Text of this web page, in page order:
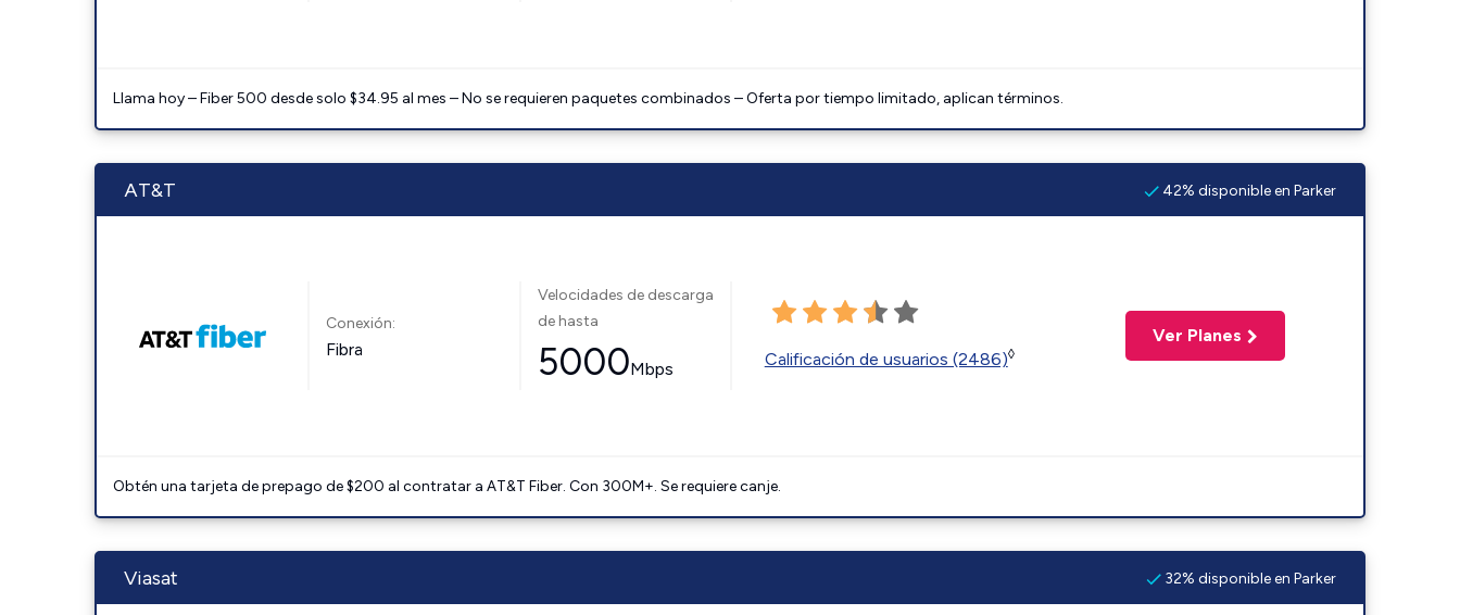
Llama hoy – Fiber 500 desde solo $34.95 al mes – No se requieren paquetes combinados – Oferta por tiempo limitado, aplican términos.
AT&T 42% disponible en Parker
Conexión:
Fibra
Velocidades de descarga
de hasta
5000Mbps Calificación de usuarios (2486)◊
Ver Planes
Obtén una tarjeta de prepago de $200 al contratar a AT&T Fiber. Con 300M+. Se requiere canje.
Viasat 32% disponible en Parker